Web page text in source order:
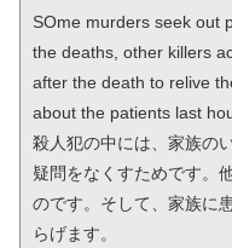
SOme murders seek out
the deaths, other killers
after the death to relive
about the patients last
殺人犯の中には、家族の
疑問をなくすためです。
のです。そして、家族に
らげます。